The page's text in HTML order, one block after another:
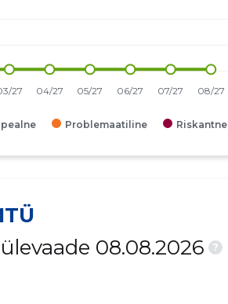
Problemaatiline Riskantne
08.08.2026
?